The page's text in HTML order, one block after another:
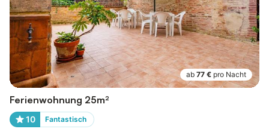
ab 77 € pro Nacht
Ferienwohnung 25m²
10 Fantastisch